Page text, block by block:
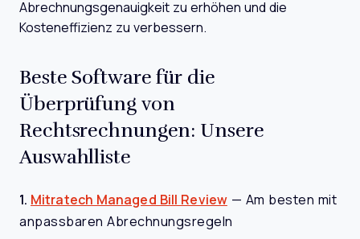
Abrechnungsgenauigkeit zu erhöhen und die
Kosteneffizienz zu verbessern.
Beste Software für die
Überprüfung von
Rechtsrechnungen: Unsere
Auswahlliste
1. Mitratech Managed Bill Review — Am besten mit
anpassbaren Abrechnungsregeln